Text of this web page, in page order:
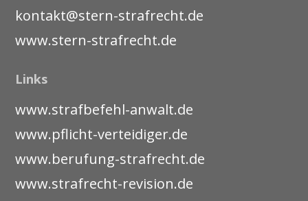
kontakt@stern-strafrecht.de
www.stern-strafrecht.de
Links
www.strafbefehl-anwalt.de
www.pflicht-verteidiger.de
www.berufung-strafrecht.de
www.strafrecht-revision.de